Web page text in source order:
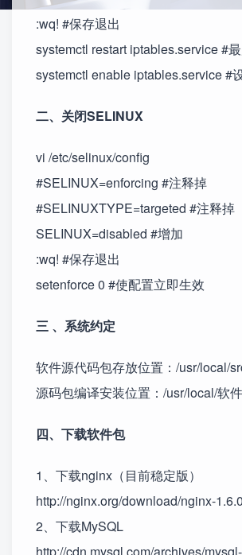
:wq! #保存退出
systemctl restart iptables.service #
systemctl enable iptables.service #
二、关闭SELINUX
vi /etc/selinux/config
#SELINUX=enforcing #注释掉
#SELINUXTYPE=targeted #注释掉
SELINUX=disabled #增加
:wq! #保存退出
setenforce 0 #使配置立即生效
三 、系统约定
软件源代码包存放位置：/usr/local/
源码包编译安装位置：/usr/local/软
四、下载软件包
1、下载nginx（目前稳定版）
http://nginx.org/download/nginx-
2、下载MySQL